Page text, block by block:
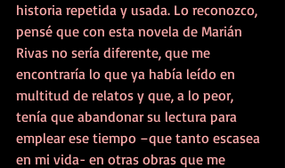
historia repetida y usada. Lo reconozco,
pensé que con esta novela de Marián
Rivas no sería diferente, que me
encontraría lo que ya había leído en
multitud de relatos y que, a lo peor,
tenía que abandonar su lectura para
emplear ese tiempo –que tanto escasea
en mi vida- en otras obras que me